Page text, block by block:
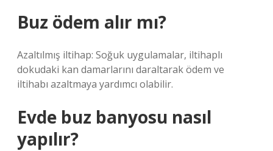
Buz ödem alır mı?
Azaltılmış iltihap: Soğuk uygulamalar, iltihaplı
dokudaki kan damarlarını daraltarak ödem ve
iltihabı azaltmaya yardımcı olabilir.
Evde buz banyosu nasıl
yapılır?